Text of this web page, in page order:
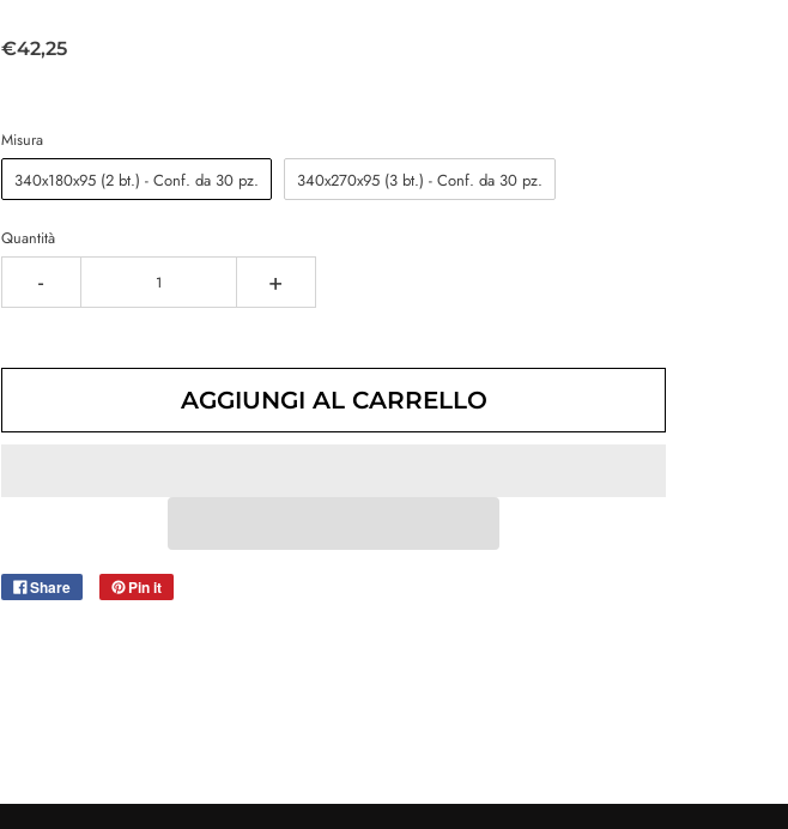
€42,25
Misura
340x180x95 (2 bt.) - Conf. da 30 pz. 340x270x95 (3 bt.) - Conf. da 30 pz.
Quantità
- +
AGGIUNGI AL CARRELLO
Share Pin it